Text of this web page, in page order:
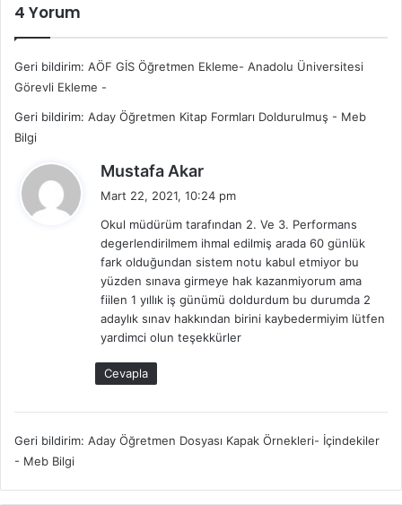
4 Yorum
Geri bildirim: AÖF GİS Öğretmen Ekleme- Anadolu Üniversitesi
Görevli Ekleme -
Geri bildirim: Aday Öğretmen Kitap Formları Doldurulmuş - Meb
Bilgi
Mustafa Akar
i
k
i
Mart 22, 2021, 10:24 pm
Okul müdürüm tarafından 2. Ve 3. Performans
degerlendirilmem ihmal edilmiş arada 60 günlük
fark olduğundan sistem notu kabul etmiyor bu
yüzden sınava girmeye hak kazanmiyorum ama
fiilen 1 yıllık iş günümü doldurdum bu durumda 2
adaylık sınav hakkından birini kaybedermiyim lütfen
yardimci olun teşekkürler
Cevapla
Geri bildirim: Aday Öğretmen Dosyası Kapak Örnekleri- İçindekiler
- Meb Bilgi